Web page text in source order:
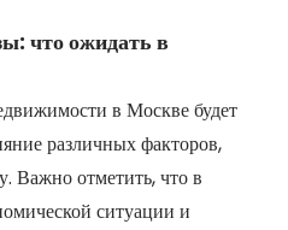
что ожидать в
в Москве будет
различных факторов,
Важно отметить, что в
ситуации и